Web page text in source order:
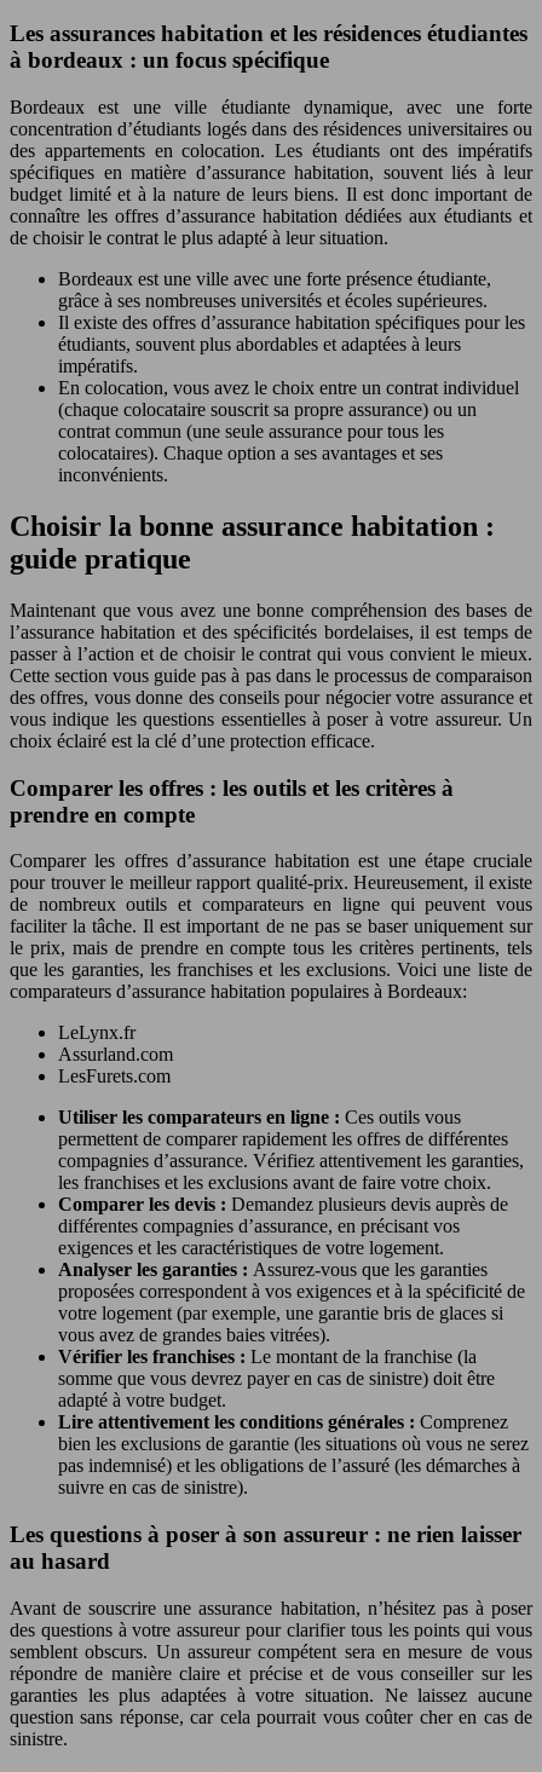
Les assurances habitation et les résidences étudiantes
à bordeaux : un focus spécifique
Bordeaux est une ville étudiante dynamique, avec une forte
concentration d’étudiants logés dans des résidences universitaires ou
des appartements en colocation. Les étudiants ont des impératifs
spécifiques en matière d’assurance habitation, souvent liés à leur
budget limité et à la nature de leurs biens. Il est donc important de
connaître les offres d’assurance habitation dédiées aux étudiants et
de choisir le contrat le plus adapté à leur situation.
Bordeaux est une ville avec une forte présence étudiante,
grâce à ses nombreuses universités et écoles supérieures.
Il existe des offres d’assurance habitation spécifiques pour les
étudiants, souvent plus abordables et adaptées à leurs
impératifs.
En colocation, vous avez le choix entre un contrat individuel
(chaque colocataire souscrit sa propre assurance) ou un
contrat commun (une seule assurance pour tous les
colocataires). Chaque option a ses avantages et ses
inconvénients.
Choisir la bonne assurance habitation :
guide pratique
Maintenant que vous avez une bonne compréhension des bases de
l’assurance habitation et des spécificités bordelaises, il est temps de
passer à l’action et de choisir le contrat qui vous convient le mieux.
Cette section vous guide pas à pas dans le processus de comparaison
des offres, vous donne des conseils pour négocier votre assurance et
vous indique les questions essentielles à poser à votre assureur. Un
choix éclairé est la clé d’une protection efficace.
Comparer les offres : les outils et les critères à
prendre en compte
Comparer les offres d’assurance habitation est une étape cruciale
pour trouver le meilleur rapport qualité-prix. Heureusement, il existe
de nombreux outils et comparateurs en ligne qui peuvent vous
faciliter la tâche. Il est important de ne pas se baser uniquement sur
le prix, mais de prendre en compte tous les critères pertinents, tels
que les garanties, les franchises et les exclusions. Voici une liste de
comparateurs d’assurance habitation populaires à Bordeaux:
LeLynx.fr
Assurland.com
LesFurets.com
Utiliser les comparateurs en ligne : Ces outils vous
permettent de comparer rapidement les offres de différentes
compagnies d’assurance. Vérifiez attentivement les garanties,
les franchises et les exclusions avant de faire votre choix.
Comparer les devis : Demandez plusieurs devis auprès de
différentes compagnies d’assurance, en précisant vos
exigences et les caractéristiques de votre logement.
Analyser les garanties : Assurez-vous que les garanties
proposées correspondent à vos exigences et à la spécificité de
votre logement (par exemple, une garantie bris de glaces si
vous avez de grandes baies vitrées).
Vérifier les franchises : Le montant de la franchise (la
somme que vous devrez payer en cas de sinistre) doit être
adapté à votre budget.
Lire attentivement les conditions générales : Comprenez
bien les exclusions de garantie (les situations où vous ne serez
pas indemnisé) et les obligations de l’assuré (les démarches à
suivre en cas de sinistre).
Les questions à poser à son assureur : ne rien laisser
au hasard
Avant de souscrire une assurance habitation, n’hésitez pas à poser
des questions à votre assureur pour clarifier tous les points qui vous
semblent obscurs. Un assureur compétent sera en mesure de vous
répondre de manière claire et précise et de vous conseiller sur les
garanties les plus adaptées à votre situation. Ne laissez aucune
question sans réponse, car cela pourrait vous coûter cher en cas de
sinistre.